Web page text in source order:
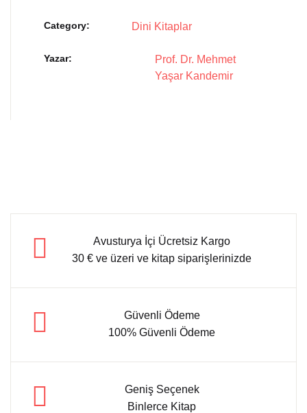
Category: Dini Kitaplar
Yazar
Prof. Dr. Mehmet
Yaşar Kandemir
Avusturya İçi Ücretsiz Kargo
30 € ve üzeri ve kitap siparişlerinizde
Güvenli Ödeme
100% Güvenli Ödeme
Geniş Seçenek
Binlerce Kitap